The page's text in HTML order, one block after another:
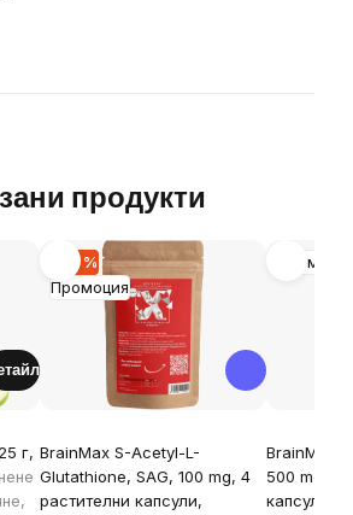
продукти
г,
Промоция
-40 %
BrainMax S-Acetyl-L-
Glutathione, SAG, 100 mg, 4
растителни капсули,
BrainMax
500 mg,
капсули